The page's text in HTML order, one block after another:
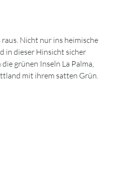
Nicht nur ins heimische
in dieser Hinsicht sicher
grünen Inseln La Palma,
mit ihrem satten Grün.